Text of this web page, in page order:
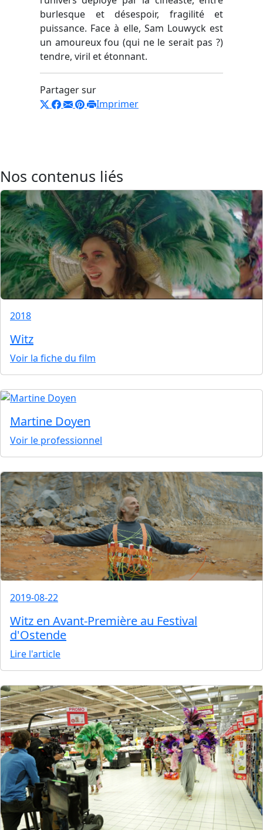
burlesque et désespoir, fragilité et
puissance. Face à elle, Sam Louwyck est
un amoureux fou (qui ne le serait pas ?)
tendre, viril et étonnant.
Partager sur
Imprimer
Nos contenus liés
2018
Witz
Voir la fiche du film
Martine Doyen
Voir le professionnel
2019-08-22
Witz en Avant-Première au Festival
d'Ostende
Lire l'article